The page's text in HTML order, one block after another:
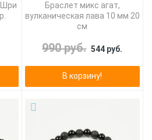
Шри
Браслет микс агат,
вулканическая лава 10 мм 20
см
990 руб. 544 руб.
В корзину!